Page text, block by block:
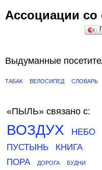
Ассоциации
Выдуманные
ТАБАК ВЕЛОСИПЕД СЛОВАРЬ
«ПЫЛЬ» связано с:
ВОЗДУХ
НЕБО
ПУСТЫНЬ
КНИГА
ПОРА
ДОРОГА БУДНИ